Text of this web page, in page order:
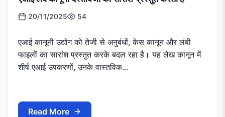
20/11/2025 54
एआई कानूनी उद्योग को तेजी से अनुबंधों, केस कानून और लंबी
फाइलों का सारांश प्रस्तुत करके बदल रहा है। यह लेख कानून में
शीर्ष एआई उपकरणों, उनके वास्तविक...
Read More